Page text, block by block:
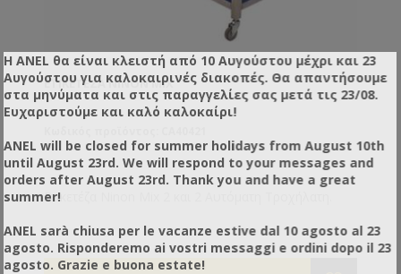
ΕΤΙΚΕΤΈΖΑ NINON MIX
Ετικετέζα Ninon Mix 2 και 2 Αυτόματη Τροχήλατη.
Η ANEL θα είναι κλειστή από 10 Αυγούστου μέχρι και 23
Αυγούστου για καλοκαιρινές διακοπές. Θα απαντήσουμε
στα μηνύματα και στις παραγγελίες σας μετά τις 23/08.
Ευχαριστούμε και καλό καλοκαίρι!
ANEL will be closed for summer holidays from August 10th
until August 23rd. We will respond to your messages and
orders after August 23rd. Thank you and have a great
summer!
ANEL sarà chiusa per le vacanze estive dal 10 agosto al 23
agosto. Risponderemo ai vostri messaggi e ordini dopo il 23
agosto. Grazie e buona estate!